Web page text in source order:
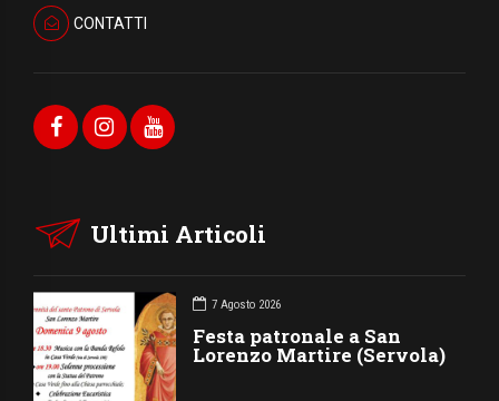
CONTATTI
Ultimi Articoli
7 Agosto 2026
Festa patronale a San
Lorenzo Martire (Servola)